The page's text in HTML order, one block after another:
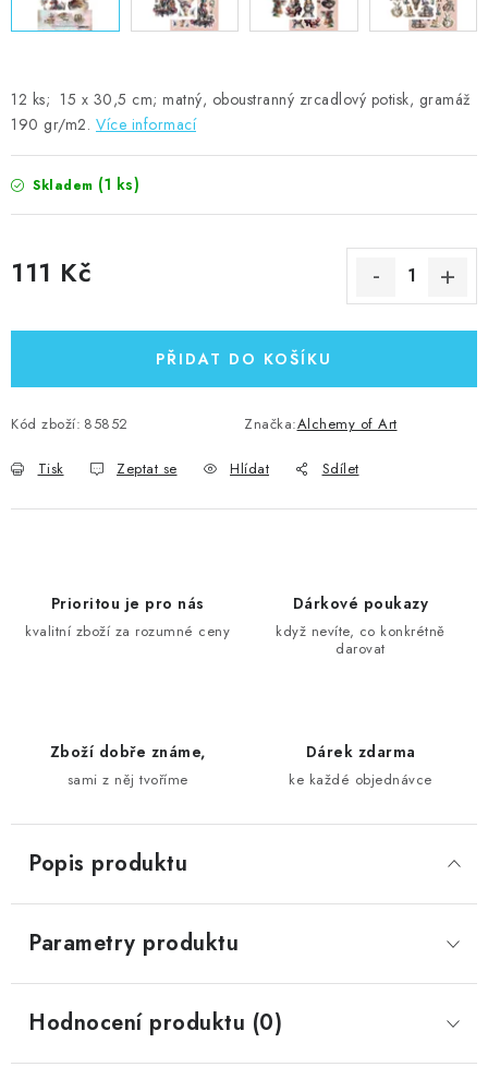
12 ks; 15 x 30,5 cm; matný, oboustranný zrcadlový potisk, gramáž
190 gr/m2. Více informací
Skladem (1 ks)
111 Kč
PŘIDAT DO KOŠÍKU
Kód zboží: 85852 Značka:Alchemy of Art
Tisk Zeptat se Hlídat Sdílet
Prioritou je pro nás
kvalitní zboží za rozumné ceny
Dárkové poukazy
když nevíte, co konkrétně
darovat
Zboží dobře známe,
sami z něj tvoříme
Dárek zdarma
ke každé objednávce
Popis produktu
Parametry produktu
Hodnocení produktu (0)